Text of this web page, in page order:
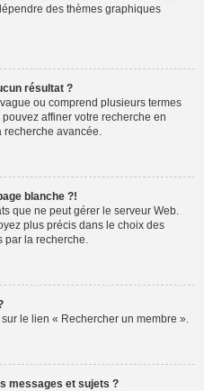
des thèmes graphiques
résultat ?
ou comprend plusieurs termes
affiner votre recherche en
recherche avancée.
blanche ?!
que ne peut gérer le serveur Web.
plus précis dans le choix des
par la recherche.
le lien « Rechercher un membre ».
messages et sujets ?